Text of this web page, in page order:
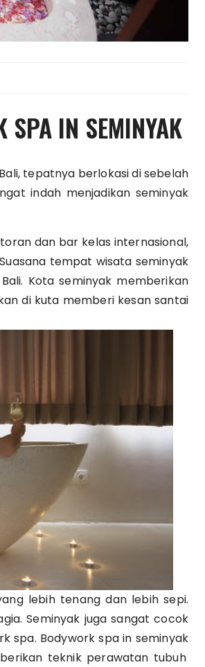
SPA IN SEMINYAK
tepatnya berlokasi di sebelah
indah menjadikan seminyak
dan bar kelas internasional,
Suasana tempat wisata seminyak
Kota seminyak memberikan
di kuta memberi kesan santai
lebih tenang dan lebih sepi.
Seminyak juga sangat cocok
spa. Bodywork spa in seminyak
teknik perawatan tubuh